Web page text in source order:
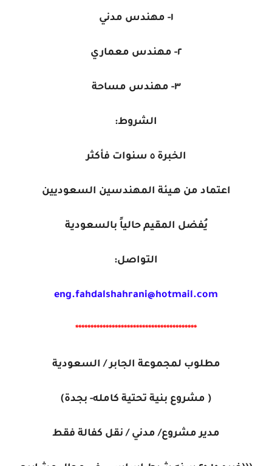
١- مهندس مدني
٢- مهندس معماري
٣- مهندس مساحة
الشروط:
الخبرة ٥ سنوات فأكثر
اعتماد من هـيئة المهندسين السعوديين
يُفضل المقيم حالياً بالسعودية
التواصل:
eng.fahdalshahrani@hotmail.com
****************************************
مطلوب لمجموعة الجابر / السعودية
( مشروع بنية تحتية كامله- بجدة)
مدير مشروع/ مدني / نقل كفالة فقط